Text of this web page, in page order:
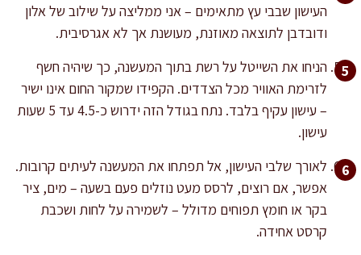
העישון שבבי עץ מתאימים – אני ממליצה על שילוב של אלון
ודובדבן לתוצאה מאוזנת, מעושנת אך לא אגרסיבית.
הניחו את השייטל על רשת בתוך המעשנה, כך שיהיה חשף
לזרימת האוויר מכל הצדדים. הקפידו שמקור החום אינו ישיר
– עישון עקיף בלבד. נתח בגודל הזה ידרוש כ-4.5 עד 5 שעות
עישון.
לאורך שלבי העישון, אל תפתחו את המעשנה לעיתים קרובות.
אפשר, אם רוצים, לרסס מעט נוזלים פעם בשעה – מים, ציר
בקר או חומץ תפוחים מדולל – לשמירה על לחות ושכבת
קרסט אחידה.